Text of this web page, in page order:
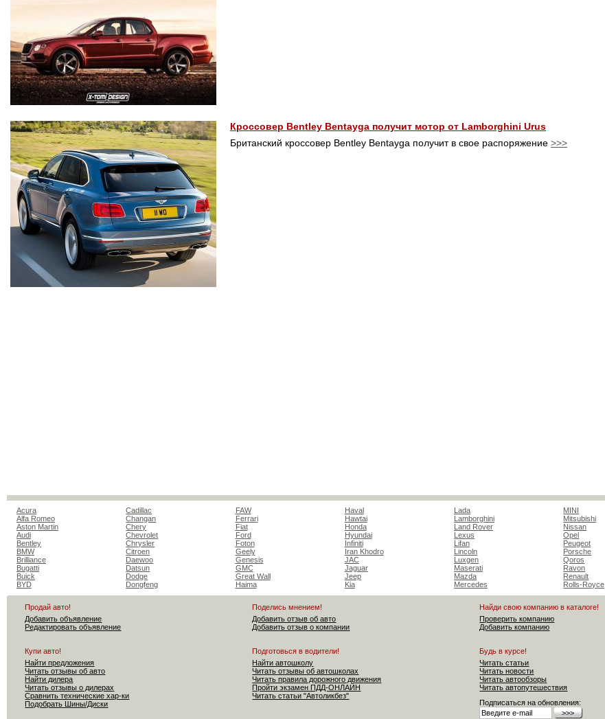
Кроссовер Bentley Bentayga получит мотор от Lamborghini Urus
Британский кроссовер Bentley Bentayga получит в свое распоряжение >>>
Acura
Alfa Romeo
Aston Martin
Audi
Bentley
BMW
Brilliance
Bugatti
Buick
BYD
Cadillac
Changan
Chery
Chevrolet
Chrysler
Citroen
Daewoo
Datsun
Dodge
Dongfeng
FAW
Ferrari
Fiat
Ford
Foton
Geely
Genesis
GMC
Great Wall
Haima
Haval
Hawtai
Honda
Hyundai
Infiniti
Iran Khodro
JAC
Jaguar
Jeep
Kia
Lada
Lamborghini
Land Rover
Lexus
Lifan
Lincoln
Luxgen
Maserati
Mazda
Mercedes
MINI
Mitsubishi
Nissan
Opel
Peugeot
Porsche
Qoros
Ravon
Renault
Rolls-Royce
Продай авто!
Добавить объявление
Редактировать объявление
Поделись мнением!
Добавить отзыв об авто
Добавить отзыв о компании
Найди свою компанию в каталоге!
Проверить компанию
Добавить компанию
Купи авто!
Найти предложения
Читать отзывы об авто
Найти дилера
Читать отзывы о дилерах
Сравнить технические хар-ки
Подобрать Шины/Диски
Подготовься в водители!
Найти автошколу
Читать отзывы об автошколах
Читать правила дорожного движения
Пройти экзамен ПДД-ОНЛАЙН
Читать статьи "Автоликбез"
Будь в курсе!
Читать статьи
Читать новости
Читать автообзоры
Читать автопутешествия
Подписаться на обновления: